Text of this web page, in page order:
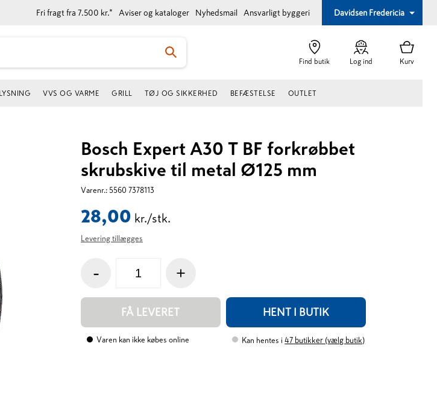
Fri fragt fra 7.500 kr.* Aviser og kataloger Nyhedsmail Ansvarligt byggeri Davidsen Fredericia
Find butik Log ind Kurv
VVS OG VARME GRILL TØJ OG SIKKERHED BEFÆSTELSE OUTLET
Bosch Expert A30 T BF forkrøbbet
skrubskive til metal Ø125 mm
Varenr.: 5560 7378113
28,00 kr./stk.
Levering tillægges
- +
FÅ LEVERET HENT I BUTIK
Varen kan ikke købes online Kan hentes i 47 butikker (vælg butik)